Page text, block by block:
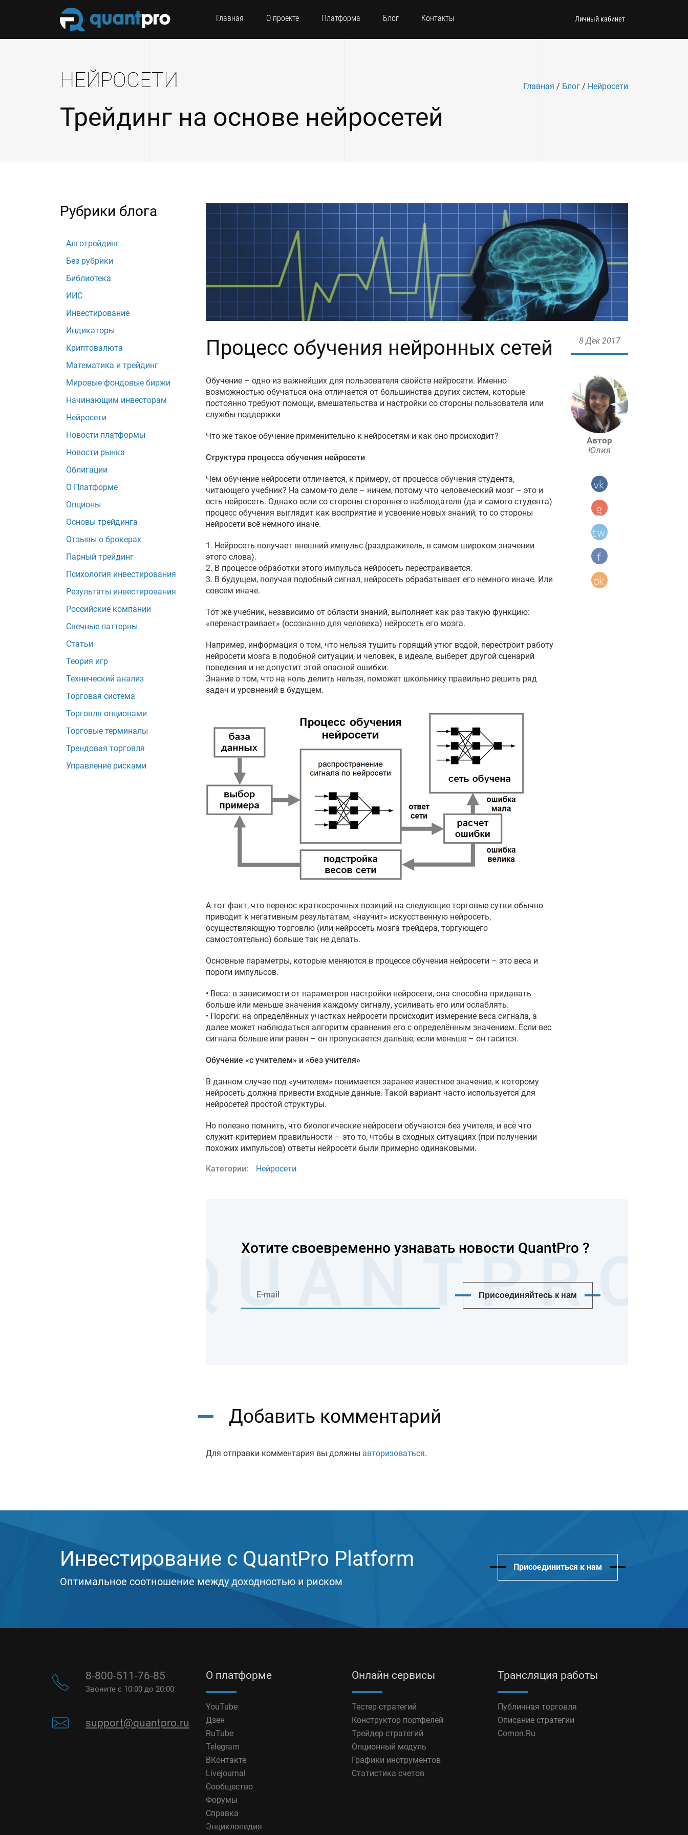
Главная О проекте Платформа Блог Контакты Личный кабинет
НЕЙРОСЕТИ Главная / Блог / Нейросети
Трейдинг на основе нейросетей
Рубрики блога
Алготрейдинг
Без рубрики
Библиотека
ИИС
Инвестирование
Индикаторы
Криптовалюта
Математика и трейдинг
Мировые фондовые биржи
Начинающим инвесторам
Нейросети
Новости платформы
Новости рынка
Облигации
О Платформе
Опционы
Основы трейдинга
Отзывы о брокерах
Парный трейдинг
Психология инвестирования
Результаты инвестирования
Российские компании
Свечные паттерны
Статьи
Теория игр
Технический анализ
Торговая система
Торговля опционами
Торговые терминалы
Трендовая торговля
Управление рисками
Процесс обучения нейронных сетей
Обучение – одно из важнейших для пользователя свойств нейросети. Именно
возможностью обучаться она отличается от большинства других систем, которые
постоянно требуют помощи, вмешательства и настройки со стороны пользователя или
службы поддержки
Что же такое обучение применительно к нейросетям и как оно происходит?
Структура процесса обучения нейросети
Чем обучение нейросети отличается, к примеру, от процесса обучения студента,
читающего учебник? На самом-то деле – ничем, потому что человеческий мозг – это и
есть нейросеть. Однако если со стороны стороннего наблюдателя (да и самого студента)
процесс обучения выглядит как восприятие и усвоение новых знаний, то со стороны
нейросети всё немного иначе.
1. Нейросеть получает внешний импульс (раздражитель, в самом широком значении
этого слова).
2. В процессе обработки этого импульса нейросеть перестраивается.
3. В будущем, получая подобный сигнал, нейросеть обрабатывает его немного иначе. Или
совсем иначе.
Тот же учебник, независимо от области знаний, выполняет как раз такую функцию:
«перенастраивает» (осознанно для человека) нейросеть его мозга.
Например, информация о том, что нельзя тушить горящий утюг водой, перестроит работу
нейросети мозга в подобной ситуации, и человек, в идеале, выберет другой сценарий
поведения и не допустит этой опасной ошибки.
Знание о том, что на ноль делить нельзя, поможет школьнику правильно решить ряд
задач и уровнений в будущем.
А тот факт, что перенос краткосрочных позиций на следующие торговые сутки обычно
приводит к негативным результатам, «научит» искусственную нейросеть,
осуществляющую торговлю (или нейросеть мозга трейдера, торгующего
самостоятельно) больше так не делать.
Основные параметры, которые меняются в процессе обучения нейросети – это веса и
пороги импульсов.
• Веса: в зависимости от параметров настройки нейросети, она способна придавать
больше или меньше значения каждому сигналу, усиливать его или ослаблять.
• Пороги: на определённых участках нейросети происходит измерение веса сигнала, а
далее может наблюдаться алгоритм сравнения его с определённым значением. Если вес
сигнала больше или равен – он пропускается дальше, если меньше – он гасится.
Обучение «с учителем» и «без учителя»
В данном случае под «учителем» понимается заранее известное значение, к которому
нейросеть должна привести входные данные. Такой вариант часто используется для
нейросетей простой структуры.
Но полезно помнить, что биологические нейросети обучаются без учителя, и всё что
служит критерием правильности – это то, чтобы в сходных ситуациях (при получении
похожих импульсов) ответы нейросети были примерно одинаковыми.
8 Дек 2017
Автор
Юлия
Категории: Нейросети
Хотите своевременно узнавать новости QuantPro ?
Присоединяйтесь к нам
Добавить комментарий
Для отправки комментария вы должны авторизоваться.
Инвестирование с QuantPro Platform
Оптимальное соотношение между доходностью и риском
Присоединиться к нам
8-800-511-76-85
Звоните с 10:00 до 20:00
support@quantpro.ru
О платформе
YouTube
Дзен
RuTube
Telegram
ВКонтакте
Livejournal
Сообщество
Форумы
Справка
Энциклопедия
Онлайн сервисы
Тестер стратегий
Конструктор портфелей
Трейдер стратегий
Опционный модуль
Графики инструментов
Статистика счетов
Трансляция работы
Публичная торговля
Описание стратегии
Comon.Ru